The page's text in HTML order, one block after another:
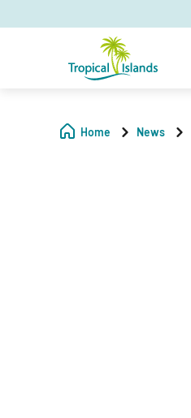
Home News